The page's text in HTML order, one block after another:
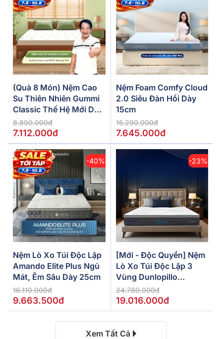
(Quà 8 Món) Nệm Cao
Su Thiên Nhiên Gummi
Classic Thế Hệ Mới Dày
5/10/15cm
8.890.000đ
7.112.000đ
Nệm Foam Comfy Cloud
2.0 Siêu Đàn Hồi Dày
15cm
15.290.000đ
7.645.000đ
-40%
Nệm Lò Xo Túi Độc Lập
Amando Elite Plus Ngủ
Mát, Êm Sâu Dày 25cm
16.110.000đ
9.663.500đ
-23%
[Mới - Độc Quyền] Nệm
Lò Xo Túi Độc Lập 3
Vùng Dunlopillo
De.Stress Powerful
24.780.000đ
19.016.000đ
Xem Tất Cả